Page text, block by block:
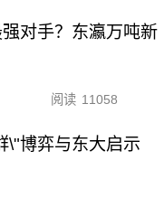
对手？东瀛万吨新
阅读 11058
\"博弈与东大启示